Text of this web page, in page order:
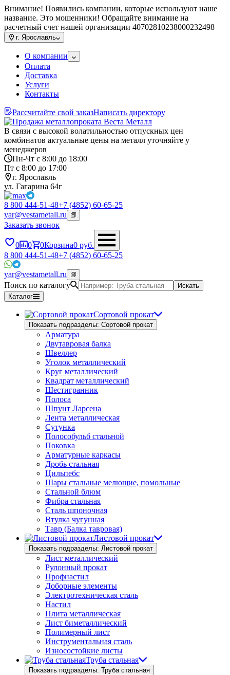
Внимание! Появились компании, которые используют наше
название. Это мошенники! Обращайте внимание на
расчетный счет нашей организации 40702810238000232498
г. Ярославль
О компании
Оплата
Доставка
Услуги
Контакты
Рассчитайте свой заказНаписать директору
В связи с высокой волатильностью отпускных цен
комбинатов актуальные цены на металл уточняйте у
менеджеров
Пн-Чт с 8:00 до 18:00
Пт с 8:00 до 17:00
г. Ярославль
ул. Гагарина 64г
8 800 444-51-48+7 (4852) 60-65-25
yar@vestametall.ru
Заказать звонок
0 0 0Корзина0 руб.
8 800 444-51-48+7 (4852) 60-65-25
yar@vestametall.ru
Поиск по каталогу
Искать
Каталог
Сортовой прокат
Показать подразделы: Сортовой прокат
Арматура
Двутавровая балка
Швеллер
Уголок металлический
Круг металлический
Квадрат металлический
Шестигранник
Полоса
Шпунт Ларсена
Лента металлическая
Сутунка
Полособульб стальной
Поковка
Арматурные каркасы
Дробь стальная
Цильпебс
Шары стальные мелющие, помольные
Стальной блюм
Фибра стальная
Сталь шпоночная
Втулка чугунная
Тавр (Балка тавровая)
Листовой прокат
Показать подразделы: Листовой прокат
Лист металлический
Рулонный прокат
Профнастил
Доборные элементы
Электротехническая сталь
Настил
Плита металлическая
Лист биметаллический
Полимерный лист
Инструментальная сталь
Износостойкие листы
Труба стальная
Показать подразделы: Труба стальная